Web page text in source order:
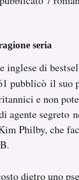
seria
inglese di
pubblicò il suo
e non
segreto
Philby, che
dietro uno